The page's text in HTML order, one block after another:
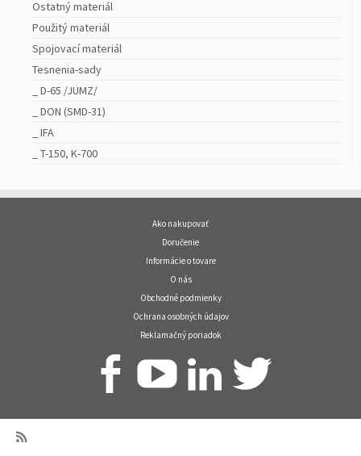
Ostatný materiál
Použitý materiál
Spojovací materiál
Tesnenia-sady
_ D-65 /JUMZ/
_ DON (SMD-31)
_ IFA
_ T-150, K-700
Ako nakupovať
Doručenie
Informácie o tovare
O nás
Obchodné podmienky
Ochrana osobných údajov
Reklamačný poriadok